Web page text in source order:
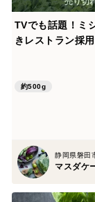
TVでも話題！ミ
きレストラン採
約500g
静岡県磐田
マスダケ